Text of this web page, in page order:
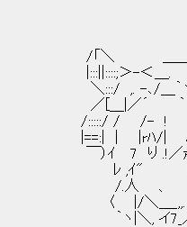
/「＼ ＿＿
|:::||::::;＞-＜＿.
＼:::/ ,. -､/＿｀
／[＿|／´ ｀ヽ
/:::::/ / /- !
|==:| | |rﾊ/| ﾊ-
￣）ｲ 7 り .!／ｧﾃ
ﾚ ,ｲ" !__ｿ
/.人 、 "/ .| | 雪
〈 |/＼＿
｀ヽ|＼, イ7_